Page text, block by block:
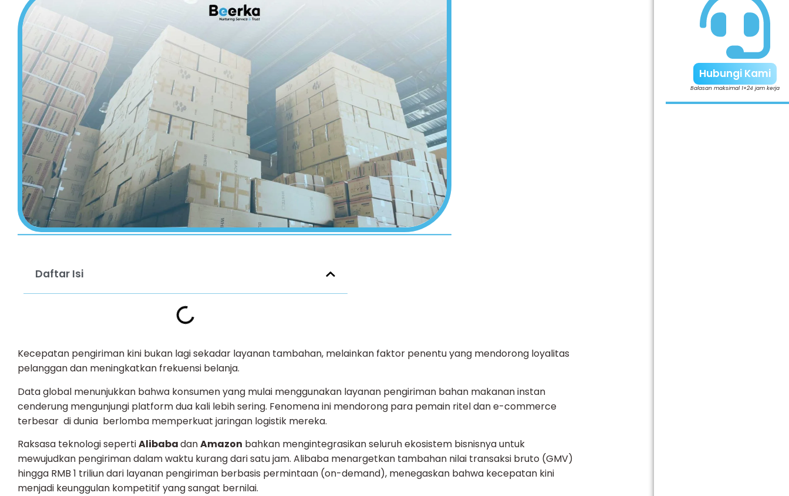
Daftar Isi
Kecepatan pengiriman kini bukan lagi sekadar layanan tambahan, melainkan faktor penentu yang mendorong loyalitas
pelanggan dan meningkatkan frekuensi belanja.
Data global menunjukkan bahwa konsumen yang mulai menggunakan layanan pengiriman bahan makanan instan
cenderung mengunjungi platform dua kali lebih sering. Fenomena ini mendorong para pemain ritel dan e-commerce
terbesar di dunia berlomba memperkuat jaringan logistik mereka.
Raksasa teknologi sepertiAlibabadanAmazon bahkan mengintegrasikan seluruh ekosistem bisnisnya untuk
mewujudkan pengiriman dalam waktu kurang dari satu jam. Alibaba menargetkan tambahan nilai transaksi bruto (GMV)
hingga RMB 1 triliun dari layanan pengiriman berbasis permintaan (on-demand), menegaskan bahwa kecepatan kini
menjadi keunggulan kompetitif yang sangat bernilai.
Hubungi Kami
Balasan maksimal 1×24 jam kerja